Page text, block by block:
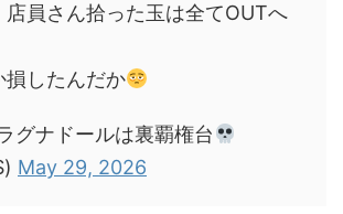
店員さん拾った玉は全てOUTへ
損したんだか
グナドールは裏覇権台
May 29, 2026